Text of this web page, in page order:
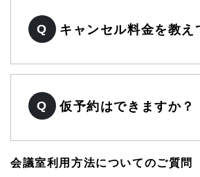
Q キャンセル料金を教え
Q 仮予約はできますか？
会議室利用方法についてのご質問